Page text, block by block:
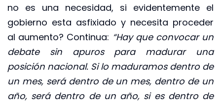
no es una necesidad, si evidentemente el
gobierno esta asfixiado y necesita proceder
al aumento? Continua: “Hay que convocar un
debate sin apuros para madurar una
posición nacional. Si lo maduramos dentro de
un mes, será dentro de un mes, dentro de un
año, será dentro de un año, si es dentro de